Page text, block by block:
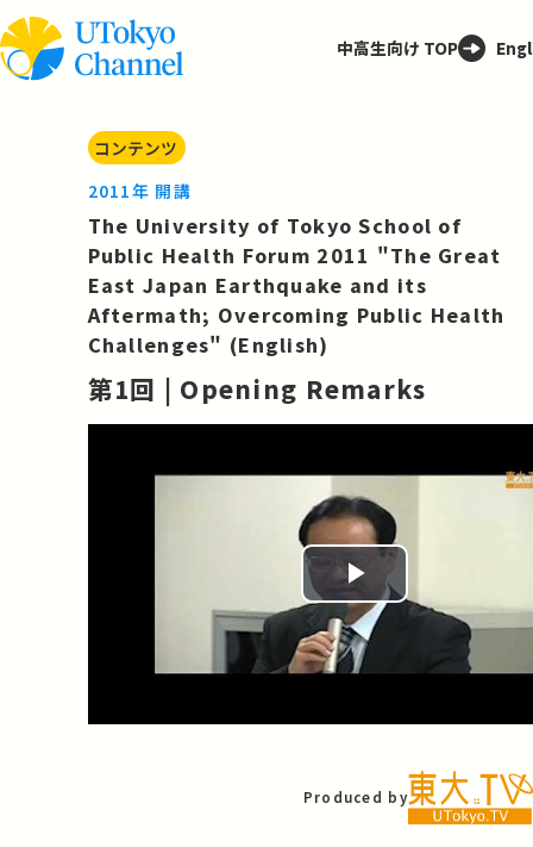
中高生向け TOP
コンテンツ
2011年 開講
The University of Tokyo School of
Public Health Forum 2011 "The Great
East Japan Earthquake and its
Aftermath; Overcoming Public Health
Challenges" (English)
第1回 | Opening Remarks
Play
Video
Produced by